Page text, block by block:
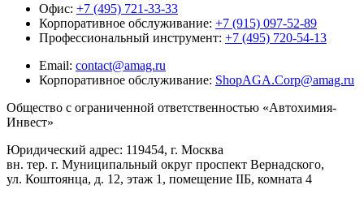
Офис: +7 (495) 721-33-33
Корпоративное обслуживание: +7 (915) 097-52-89
Профессиональный инструмент: +7 (495) 720-54-13
Email: contact@amag.ru
Корпоративное обслуживание: ShopAGA.Corp@amag.ru
Общество с ограниченной ответственностью «Автохимия-
Инвест»
Юридический адрес: 119454, г. Москва
вн. тер. г. Муниципальный округ проспект Вернадского,
ул. Коштоянца, д. 12, этаж 1, помещение IIБ, комната 4